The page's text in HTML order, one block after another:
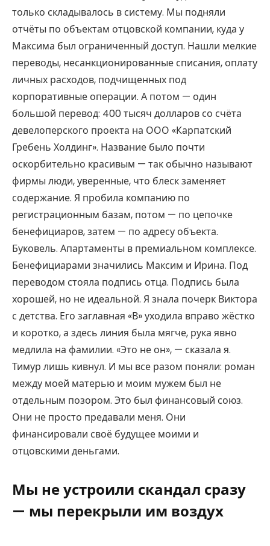
только складывалось в систему. Мы подняли
отчёты по объектам отцовской компании, куда у
Максима был ограниченный доступ. Нашли мелкие
переводы, несанкционированные списания, оплату
личных расходов, подчищенных под
корпоративные операции. А потом — один
большой перевод: 400 тысяч долларов со счёта
девелоперского проекта на ООО «Карпатский
Гребень Холдинг». Название было почти
оскорбительно красивым — так обычно называют
фирмы люди, уверенные, что блеск заменяет
содержание. Я пробила компанию по
регистрационным базам, потом — по цепочке
бенефициаров, затем — по адресу объекта.
Буковель. Апартаменты в премиальном комплексе.
Бенефициарами значились Максим и Ирина. Под
переводом стояла подпись отца. Подпись была
хорошей, но не идеальной. Я знала почерк Виктора
с детства. Его заглавная «В» уходила вправо жёстко
и коротко, а здесь линия была мягче, рука явно
медлила на фамилии. «Это не он», — сказала я.
Тимур лишь кивнул. И мы все разом поняли: роман
между моей матерью и моим мужем был не
отдельным позором. Это был финансовый союз.
Они не просто предавали меня. Они
финансировали своё будущее моими и
отцовскими деньгами.
Мы не устроили скандал сразу
— мы перекрыли им воздух